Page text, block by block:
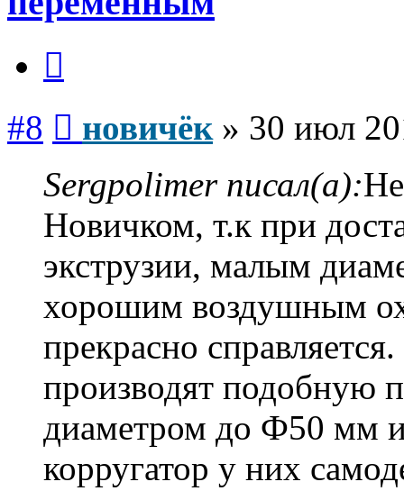
#8 новичёк» 30 июл
Sergpolimer писал(а):
Новичком, т.к при
экструзии, малым
хорошим воздушным
прекрасно
производят подобную
диаметром до Ф50 мм
корругатор у них